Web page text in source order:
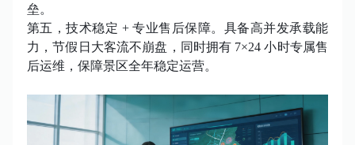
垒。
第五，技术稳定 + 专业售后保障。具备高并发承载能
力，节假日大客流不崩盘，同时拥有 7×24 小时专属售
后运维，保障景区全年稳定运营。